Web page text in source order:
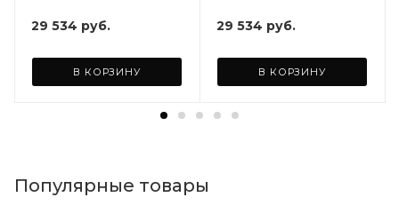
бордовыми подушками
29 534 руб.
В КОРЗИНУ
коричневыми
29 534 руб.
В КОРЗИНУ
Популярные товары